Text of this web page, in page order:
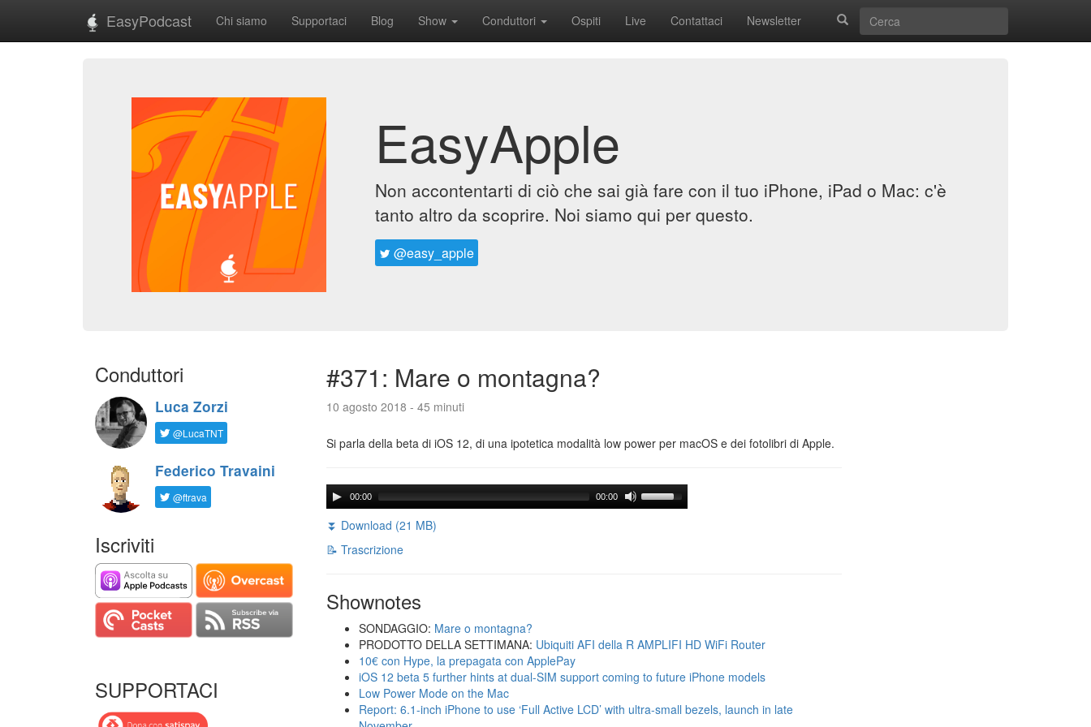
EasyPodcast Chi siamo Supportaci Blog Show Conduttori Ospiti Live Contattaci Newsletter
EasyApple
Non accontentarti di ciò che sai già fare con il tuo iPhone, iPad o Mac: c'è
tanto altro da scoprire. Noi siamo qui per questo.
@easy_apple
Conduttori
Luca Zorzi
@LucaTNT
Federico Travaini
@ftrava
Iscriviti
SUPPORTACI
#371: Mare o montagna?
10 agosto 2018 - 45 minuti
Si parla della beta di iOS 12, di una ipotetica modalità low power per macOS e dei fotolibri di Apple.
00:00 00:00
⏬ Download (21 MB)
📝 Trascrizione
Shownotes
SONDAGGIO: Mare o montagna?
PRODOTTO DELLA SETTIMANA: Ubiquiti AFI della R AMPLIFI HD WiFi Router
10€ con Hype, la prepagata con ApplePay
iOS 12 beta 5 further hints at dual-SIM support coming to future iPhone models
Low Power Mode on the Mac
Report: 6.1-inch iPhone to use ‘Full Active LCD’ with ultra-small bezels, launch in late